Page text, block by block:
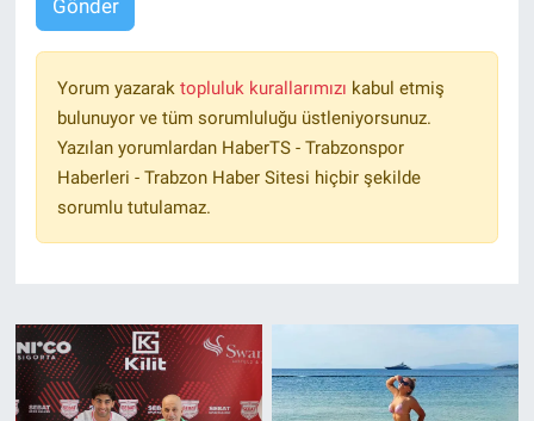
Gönder
Yorum yazarak topluluk kurallarımızı kabul etmiş
bulunuyor ve tüm sorumluluğu üstleniyorsunuz.
Yazılan yorumlardan HaberTS - Trabzonspor
Haberleri - Trabzon Haber Sitesi hiçbir şekilde
sorumlu tutulamaz.